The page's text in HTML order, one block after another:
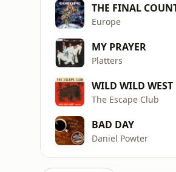
THE FINAL
Europe
MY PRAYER
Platters
WILD WILD WEST
The Escape Club
BAD DAY
Daniel Powter